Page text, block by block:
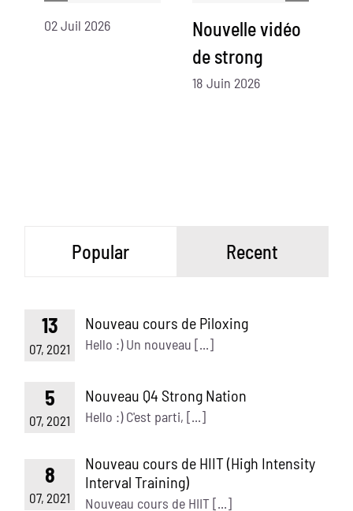
02 Juil 2026
Nouvelle vidéo
de strong
18 Juin 2026
Popular Recent
13
07, 2021
Nouveau cours de Piloxing
Hello :) Un nouveau [...]
5
07, 2021
Nouveau Q4 Strong Nation
Hello :) C'est parti, [...]
8
07, 2021
Nouveau cours de HIIT (High Intensity
Interval Training)
Nouveau cours de HIIT [...]